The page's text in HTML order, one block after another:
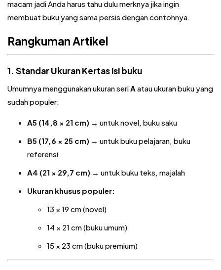
macam jadi Anda harus tahu dulu merknya jika ingin
membuat buku yang sama persis dengan contohnya.
Rangkuman Artikel
1. Standar Ukuran Kertas isi buku
Umumnya menggunakan ukuran seriA atau ukuran buku yang
sudah populer:
A5 (14,8 × 21 cm) → untuk novel, buku saku
B5 (17,6 × 25 cm) → untuk buku pelajaran, buku
referensi
A4 (21 × 29,7 cm) → untuk buku teks, majalah
Ukuran khusus populer:
13 × 19 cm (novel)
14 × 21 cm (buku umum)
15 × 23 cm (buku premium)